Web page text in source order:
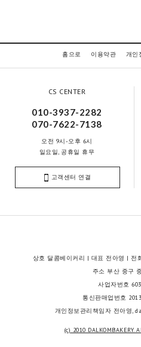
홈으로 이용약관 개인
CS CENTER
010-3937-2282
070-7622-7138
오전 9시-오후 6시
일요일, 공휴일 휴무
고객센터 연결
상호 달콤베이커리 | 대표 전아영 | 전
주소 부산 중구
사업자번호
통신판매업번호
개인정보관리책임자 전아영,
(c) 2010 DALKOMBAKERY.